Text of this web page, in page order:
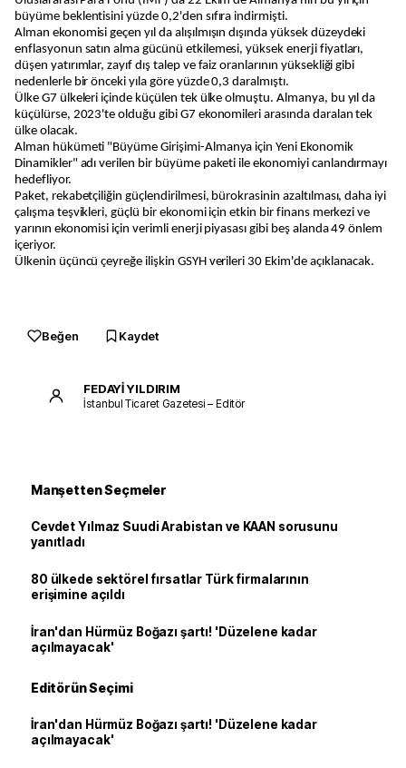
büyüme beklentisini yüzde 0,2'den sıfıra indirmişti.
Alman ekonomisi geçen yıl da alışılmışın dışında yüksek düzeydeki
enflasyonun satın alma gücünü etkilemesi, yüksek enerji fiyatları,
düşen yatırımlar, zayıf dış talep ve faiz oranlarının yüksekliği gibi
nedenlerle bir önceki yıla göre yüzde 0,3 daralmıştı.
Ülke G7 ülkeleri içinde küçülen tek ülke olmuştu. Almanya, bu yıl da
küçülürse, 2023'te olduğu gibi G7 ekonomileri arasında daralan tek
ülke olacak.
Alman hükümeti "Büyüme Girişimi-Almanya için Yeni Ekonomik
Dinamikler" adı verilen bir büyüme paketi ile ekonomiyi canlandırmayı
hedefliyor.
Paket, rekabetçiliğin güçlendirilmesi, bürokrasinin azaltılması, daha iyi
çalışma teşvikleri, güçlü bir ekonomi için etkin bir finans merkezi ve
yarının ekonomisi için verimli enerji piyasası gibi beş alanda 49 önlem
içeriyor.
Ülkenin üçüncü çeyreğe ilişkin GSYH verileri 30 Ekim'de açıklanacak.
Beğen Kaydet
FEDAYİ YILDIRIM
İstanbul Ticaret Gazetesi – Editör
Manşetten Seçmeler
Cevdet Yılmaz Suudi Arabistan ve KAAN sorusunu
yanıtladı
80 ülkede sektörel fırsatlar Türk firmalarının
erişimine açıldı
İran'dan Hürmüz Boğazı şartı! 'Düzelene kadar
açılmayacak'
Editörün Seçimi
İran'dan Hürmüz Boğazı şartı! 'Düzelene kadar
açılmayacak'